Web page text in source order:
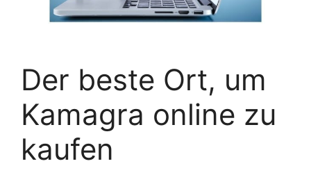
Der beste Ort, um
Kamagra online zu
kaufen